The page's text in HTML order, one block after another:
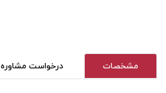
مشخصات درخواست مشاوره